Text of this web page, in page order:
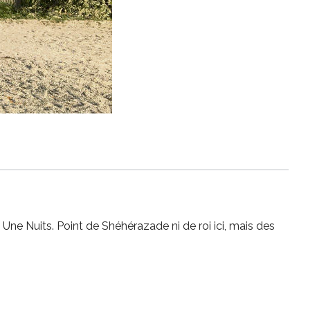
Nuits. Point de Shéhérazade ni de roi ici, mais des